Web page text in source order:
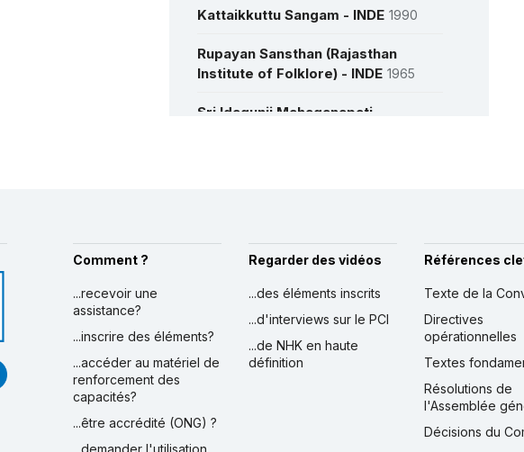
Kattaikkuttu Sangam - INDE 1990
Rupayan Sansthan (Rajasthan
Institute of Folklore) - INDE 1965
Sri Idagunji Mahaganapati
राजस्थान समग्र कल्याण संस्थान - INDE 1992
श्रेए हनुमान व्यायाम प्रसरक मन्दल् - INDE
ಕರ್ನಾಟಕ ಜಾನಪದ ಪರಿಷತ್ತು - INDE 1979
Comment ?
...recevoir une
assistance?
...inscrire des éléments?
...accéder au matériel de
renforcement des
capacités?
...être accrédité (ONG) ?
...demander l'utilisation
Regarder des vidéos
...des éléments inscrits
...d'interviews sur le PCI
...de NHK en haute
définition
Références
Texte de la
Directives
opérationnelles
Textes
Résolutions de
l'Assemblée
Décisions du